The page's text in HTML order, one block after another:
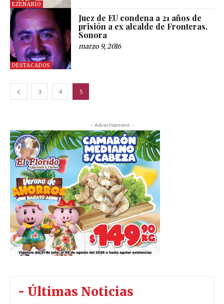
EZENARIO
DESTACADOS
Juez de EU condena a 21 años de
prisión a ex alcalde de Fronteras,
Sonora
marzo 9, 2016
3 4 5
- Advertisement -
- Últimas Noticias